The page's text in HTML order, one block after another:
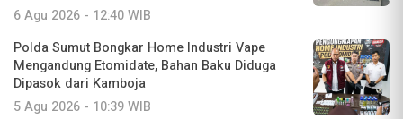
6 Agu 2026 - 12:40 WIB
Polda Sumut Bongkar Home Industri Vape
Mengandung Etomidate, Bahan Baku Diduga
Dipasok dari Kamboja
5 Agu 2026 - 10:39 WIB